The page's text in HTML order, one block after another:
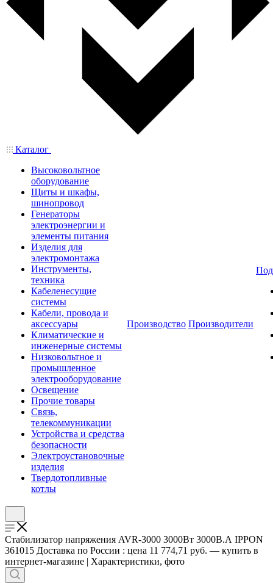
Каталог
Высоковольтное
оборудование
Щиты и шкафы,
шинопровод
Генераторы
электроэнергии и
элементы питания
Изделия для
электромонтажа
Инструменты,
техника
Кабеленесущие
системы
Кабели, провода и
аксессуары
Климатические и
инженерные системы
Низковольтное и
промышленное
электрооборудование
Освещение
Прочие товары
Связь,
телекоммуникации
Устройства и средства
безопасности
Электроустановочные
изделия
Твердотопливные
котлы
Производство Производители
Стабилизатор напряжения AVR-3000 3000Вт 3000В.А IPPON
361015 Доставка по России : цена 11 774,71 руб. — купить в
интернет-магазине | Характеристики, фото